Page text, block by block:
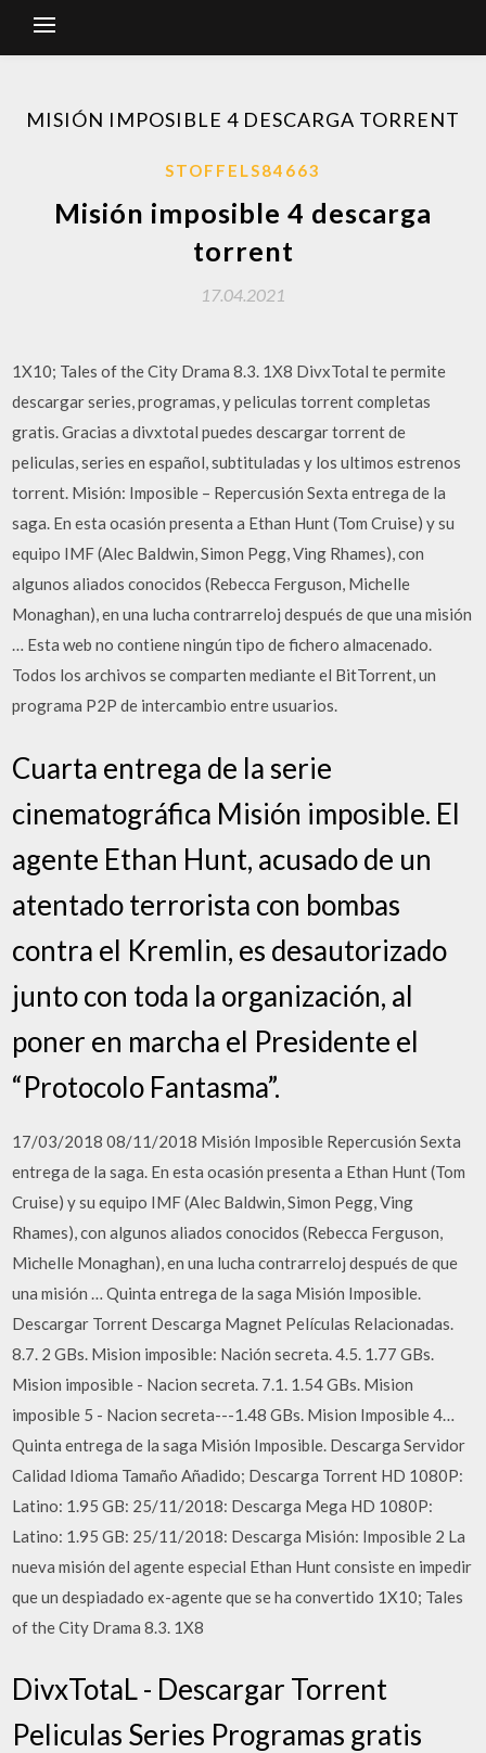
MISIÓN IMPOSIBLE 4 DESCARGA TORRENT
STOFFELS84663
Misión imposible 4 descarga
torrent
17.04.2021
1X10; Tales of the City Drama 8.3. 1X8 DivxTotal te permite
descargar series, programas, y peliculas torrent completas
gratis. Gracias a divxtotal puedes descargar torrent de
peliculas, series en español, subtituladas y los ultimos estrenos
torrent. Misión: Imposible – Repercusión Sexta entrega de la
saga. En esta ocasión presenta a Ethan Hunt (Tom Cruise) y su
equipo IMF (Alec Baldwin, Simon Pegg, Ving Rhames), con
algunos aliados conocidos (Rebecca Ferguson, Michelle
Monaghan), en una lucha contrarreloj después de que una misión
… Esta web no contiene ningún tipo de fichero almacenado.
Todos los archivos se comparten mediante el BitTorrent, un
programa P2P de intercambio entre usuarios.
Cuarta entrega de la serie
cinematográfica Misión imposible. El
agente Ethan Hunt, acusado de un
atentado terrorista con bombas
contra el Kremlin, es desautorizado
junto con toda la organización, al
poner en marcha el Presidente el
“Protocolo Fantasma”.
17/03/2018 08/11/2018 Misión Imposible Repercusión Sexta
entrega de la saga. En esta ocasión presenta a Ethan Hunt (Tom
Cruise) y su equipo IMF (Alec Baldwin, Simon Pegg, Ving
Rhames), con algunos aliados conocidos (Rebecca Ferguson,
Michelle Monaghan), en una lucha contrarreloj después de que
una misión … Quinta entrega de la saga Misión Imposible.
Descargar Torrent Descarga Magnet Películas Relacionadas.
8.7. 2 GBs. Mision imposible: Nación secreta. 4.5. 1.77 GBs.
Mision imposible - Nacion secreta. 7.1. 1.54 GBs. Mision
imposible 5 - Nacion secreta---1.48 GBs. Mision Imposible 4…
Quinta entrega de la saga Misión Imposible. Descarga Servidor
Calidad Idioma Tamaño Añadido; Descarga Torrent HD 1080P:
Latino: 1.95 GB: 25/11/2018: Descarga Mega HD 1080P:
Latino: 1.95 GB: 25/11/2018: Descarga Misión: Imposible 2 La
nueva misión del agente especial Ethan Hunt consiste en impedir
que un despiadado ex-agente que se ha convertido 1X10; Tales
of the City Drama 8.3. 1X8
DivxTotaL - Descargar Torrent
Peliculas Series Programas gratis